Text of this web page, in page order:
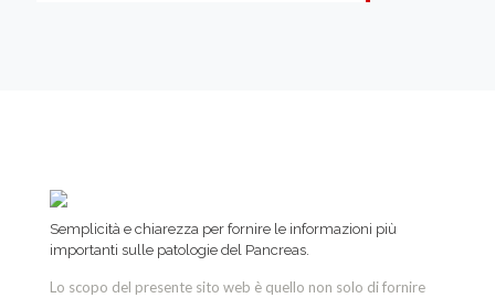
Semplicità e chiarezza per fornire le informazioni più
importanti sulle patologie del Pancreas.
Lo scopo del presente sito web è quello non solo di fornire